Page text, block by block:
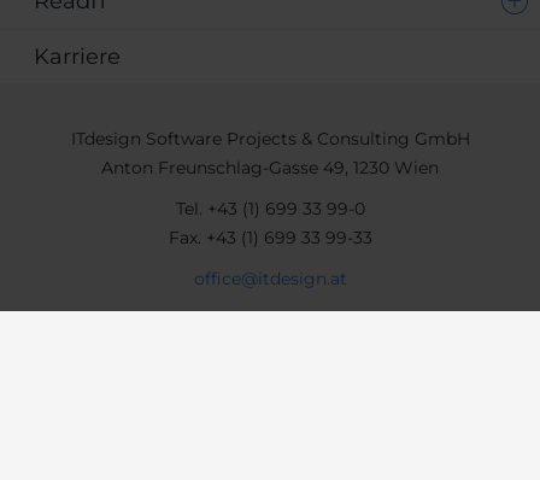
Karriere
ITdesign Software Projects & Consulting GmbH
Anton Freunschlag-Gasse 49, 1230 Wien
Tel. +43 (1) 699 33 99-0
Fax. +43 (1) 699 33 99-33
office@itdesign.at